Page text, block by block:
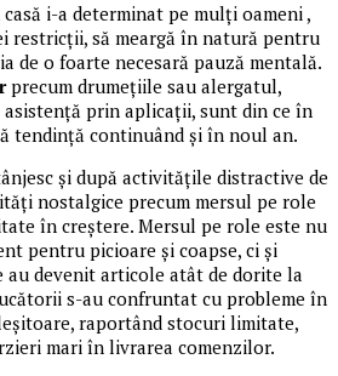
i-a determinat pe mulți oameni ,
restricții, să meargă în natură pentru
de o foarte necesară pauză mentală.
precum drumețiile sau alergatul,
asistență prin aplicații, sunt din ce în
tendință continuând și în noul an.
și după activitățile distractive de
nostalgice precum mersul pe role
în creștere. Mersul pe role este nu
pentru picioare și coapse, ci și
devenit articole atât de dorite la
s-au confruntat cu probleme în
raportând stocuri limitate,
mari în livrarea comenzilor.